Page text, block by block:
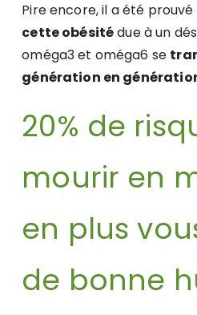
Pire encore, il a été prouvé
cette obésitédue à un
oméga3 et oméga6 se
génération en
20% de
mourir en
en plus
de bonne